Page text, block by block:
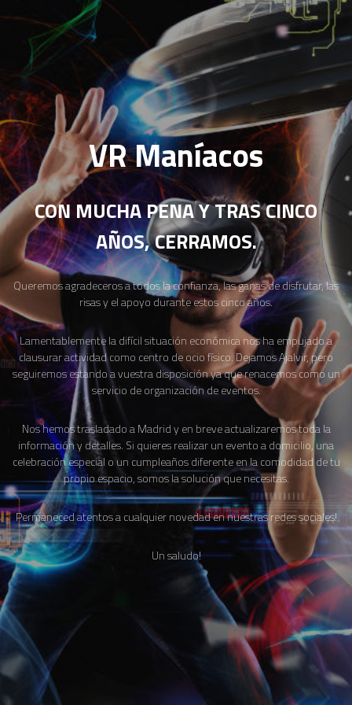
VR Maníacos
CON MUCHA PENA Y TRAS CINCO
AÑOS, CERRAMOS.
Queremos agradeceros a todos la confianza, las ganas de disfrutar, las
risas y el apoyo durante estos cinco años.
Lamentablemente la difícil situación económica nos ha empujado a
clausurar actividad como centro de ocio físico. Dejamos Ajalvir, pero
seguiremos estando a vuestra disposición ya que renacemos como un
servicio de organización de eventos.
Nos hemos trasladado a Madrid y en breve actualizaremos toda la
información y detalles. Si quieres realizar un evento a domicilio, una
celebración especial o un cumpleaños diferente en la comodidad de tu
propio espacio, somos la solución que necesitas.
Permaneced atentos a cualquier novedad en nuestras redes sociales!
Un saludo!